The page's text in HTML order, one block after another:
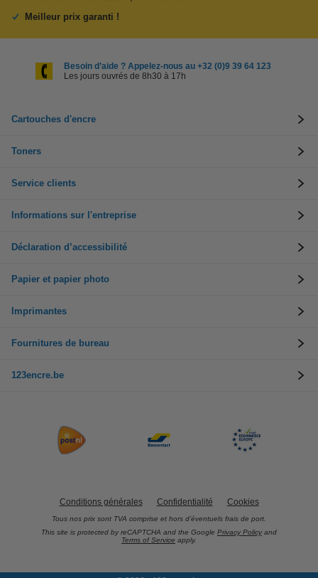
Meilleur prix garanti !
Besoin d’aide ? Appelez-nous au +32 (0)9 39 64 123
Les jours ouvrés de 8h30 à 17h
Cartouches d'encre
Toners
Service clients
Informations sur l'entreprise
Déclaration d’accessibilité
Papier et papier photo
Imprimantes
Fournitures de bureau
123encre.be
Conditions générales Confidentialité Cookies
Tous nos prix sont TVA comprise et hors d’éventuels frais de port.
This site is protected by reCAPTCHA and the Google Privacy Policy and
Terms of Service apply.